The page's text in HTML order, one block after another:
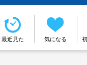
最近見た 気になる